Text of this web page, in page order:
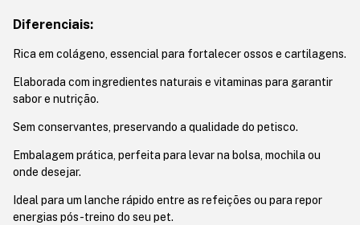
Diferenciais:
Rica em colágeno, essencial para fortalecer ossos e cartilagens.
Elaborada com ingredientes naturais e vitaminas para garantir
sabor e nutrição.
Sem conservantes, preservando a qualidade do petisco.
Embalagem prática, perfeita para levar na bolsa, mochila ou
onde desejar.
Ideal para um lanche rápido entre as refeições ou para repor
energias pós-treino do seu pet.